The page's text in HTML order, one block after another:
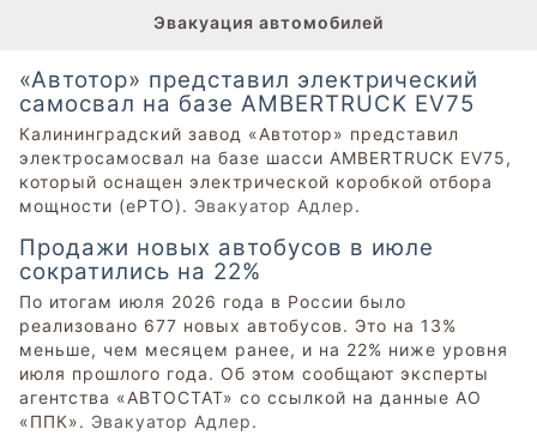
Эвакуация автомобилей
«Автотор» представил электрический
самосвал на базе AMBERTRUCK EV75
Калининградский завод «Автотор» представил
электросамосвал на базе шасси AMBERTRUCK EV75,
который оснащен электрической коробкой отбора
мощности (ePTO). Эвакуатор Адлер.
Продажи новых автобусов в июле
сократились на 22%
По итогам июля 2026 года в России было
реализовано 677 новых автобусов. Это на 13%
меньше, чем месяцем ранее, и на 22% ниже уровня
июля прошлого года. Об этом сообщают эксперты
агентства «АВТОСТАТ» со ссылкой на данные АО
«ППК». Эвакуатор Адлер.